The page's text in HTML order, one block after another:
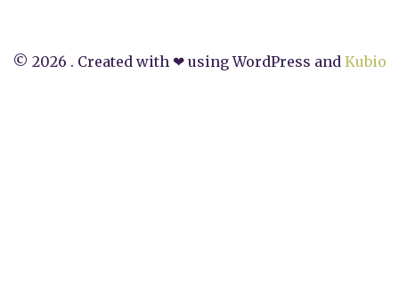
© 2026 . Created with ❤ using WordPress and Kubio